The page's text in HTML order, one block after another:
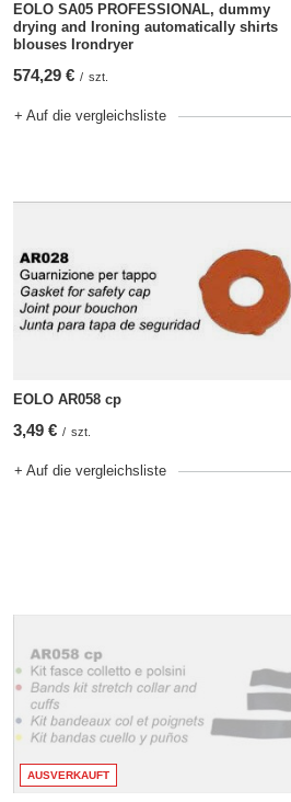
EOLO SA05 PROFESSIONAL, dummy
drying and Ironing automatically shirts
blouses Irondryer
574,29 € / szt.
+ Auf die vergleichsliste
EOLO AR058 cp
3,49 € / szt.
+ Auf die vergleichsliste
AUSVERKAUFT